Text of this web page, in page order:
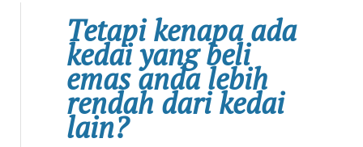
Tetapi kenapa ada
kedai yang beli
emas anda lebih
rendah dari kedai
lain?